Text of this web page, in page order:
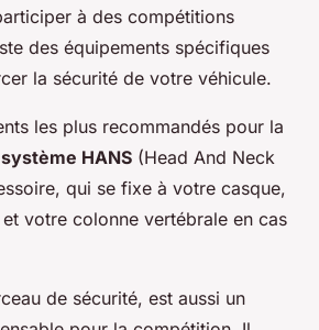
à des compétitions
des équipements spécifiques
la sécurité de votre véhicule.
les plus recommandés pour la
système HANS (Head And Neck
qui se fixe à votre casque,
votre colonne vertébrale en cas
de sécurité, est aussi un